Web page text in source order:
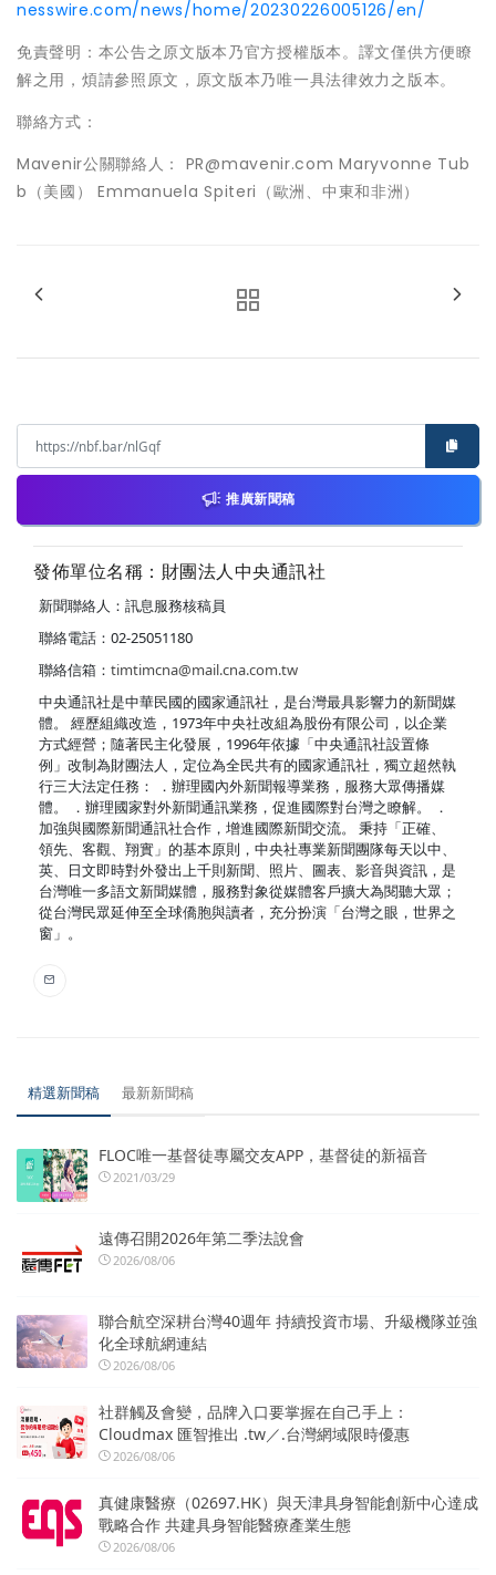
nesswire.com/news/home/20230226005126/en/
免責聲明：本公告之原文版本乃官方授權版本。譯文僅供方便瞭
解之用，煩請參照原文，原文版本乃唯一具法律效力之版本。
聯絡方式：
Mavenir公關聯絡人： PR@mavenir.com Maryvonne Tub
b（美國） Emmanuela Spiteri（歐洲、中東和非洲）
推廣新聞稿
發佈單位名稱：財團法人中央通訊社
新聞聯絡人：訊息服務核稿員
聯絡電話：02-25051180
聯絡信箱： timtimcna@mail.cna.com.tw
中央通訊社是中華民國的國家通訊社，是台灣最具影響力的新聞媒
體。 經歷組織改造，1973年中央社改組為股份有限公司，以企業
方式經營；隨著民主化發展，1996年依據「中央通訊社設置條
例」改制為財團法人，定位為全民共有的國家通訊社，獨立超然執
行三大法定任務： ．辦理國內外新聞報導業務，服務大眾傳播媒
體。 ．辦理國家對外新聞通訊業務，促進國際對台灣之瞭解。 ．
加強與國際新聞通訊社合作，增進國際新聞交流。 秉持「正確、
領先、客觀、翔實」的基本原則，中央社專業新聞團隊每天以中、
英、日文即時對外發出上千則新聞、照片、圖表、影音與資訊，是
台灣唯一多語文新聞媒體，服務對象從媒體客戶擴大為閱聽大眾；
從台灣民眾延伸至全球僑胞與讀者，充分扮演「台灣之眼，世界之
窗」。
精選新聞稿 最新新聞稿
FLOC唯一基督徒專屬交友APP，基督徒的新福音
2021/03/29
遠傳召開2026年第二季法說會
2026/08/06
聯合航空深耕台灣40週年 持續投資市場、升級機隊並強
化全球航網連結
2026/08/06
社群觸及會變，品牌入口要掌握在自己手上：
Cloudmax 匯智推出 .tw／.台灣網域限時優惠
2026/08/06
真健康醫療（02697.HK）與天津具身智能創新中心達成
戰略合作 共建具身智能醫療產業生態
2026/08/06